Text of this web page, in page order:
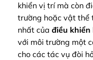
khiển vị trí mà còn
trường hoặc vật thể
nhất của điều khiển
với môi trường một
cho các tác vụ đòi